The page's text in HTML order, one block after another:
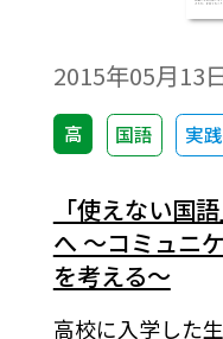
2015年05月13
高 国語 実
「使えない国
へ ～コミュニ
を考える～
高校に入学した